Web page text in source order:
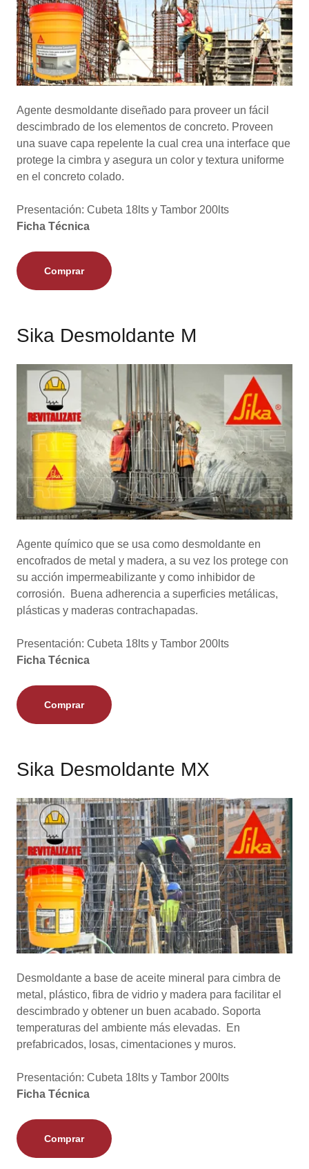
Agente desmoldante diseñado para proveer un fácil
descimbrado de los elementos de concreto. Proveen
una suave capa repelente la cual crea una interface que
protege la cimbra y asegura un color y textura uniforme
en el concreto colado.
Presentación: Cubeta 18lts y Tambor 200lts
Ficha Técnica
Comprar
Sika Desmoldante M
Agente químico que se usa como desmoldante en
encofrados de metal y madera, a su vez los protege con
su acción impermeabilizante y como inhibidor de
corrosión. Buena adherencia a superficies metálicas,
plásticas y maderas contrachapadas.
Presentación: Cubeta 18lts y Tambor 200lts
Ficha Técnica
Comprar
Sika Desmoldante MX
Desmoldante a base de aceite mineral para cimbra de
metal, plástico, fibra de vidrio y madera para facilitar el
descimbrado y obtener un buen acabado. Soporta
temperaturas del ambiente más elevadas. En
prefabricados, losas, cimentaciones y muros.
Presentación: Cubeta 18lts y Tambor 200lts
Ficha Técnica
Comprar